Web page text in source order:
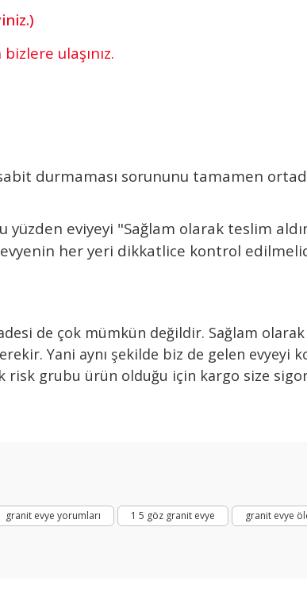
ulaşınız.
durmaması sorununu tamamen
eviyeyi "Sağlam olarak teslim
her yeri dikkatlice kontrol
de çok mümkün değildir. Sağlam olarak
Yani aynı şekilde biz de gelen evyeyi
risk grubu ürün olduğu için kargo size
Yorum Yaz
granit evye yorumları 1 5 göz granit evye granit evye